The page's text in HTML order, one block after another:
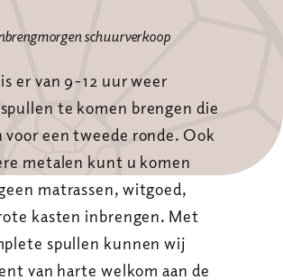
schuurverkoop
er van 9-12 uur weer
te komen brengen die
voor een tweede ronde. Ook
metalen kunt u komen
matrassen, witgoed,
kasten inbrengen. Met
spullen kunnen wij
van harte welkom aan de